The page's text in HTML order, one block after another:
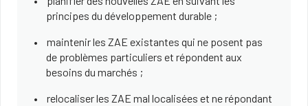
principes du développement durable ;
maintenir les ZAE existantes qui ne posent pas
de problèmes particuliers et répondent aux
besoins du marchés ;
relocaliser les ZAE mal localisées et ne répondant